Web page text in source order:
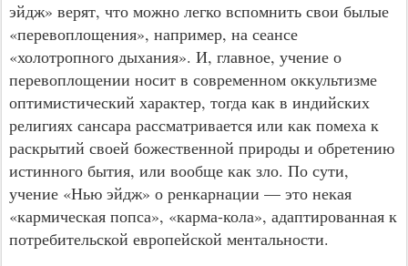
эйдж» верят, что можно легко вспомнить свои былые
«перевоплощения», например, на сеансе
«холотропного дыхания». И, главное, учение о
перевоплощении носит в современном оккультизме
оптимистический характер, тогда как в индийских
религиях сансара рассматривается или как помеха к
раскрытий своей божественной природы и обретению
истинного бытия, или вообще как зло. По сути,
учение «Нью эйдж» о ренкарнации — это некая
«кармическая попса», «карма-кола», адаптированная к
потребительской европейской ментальности.